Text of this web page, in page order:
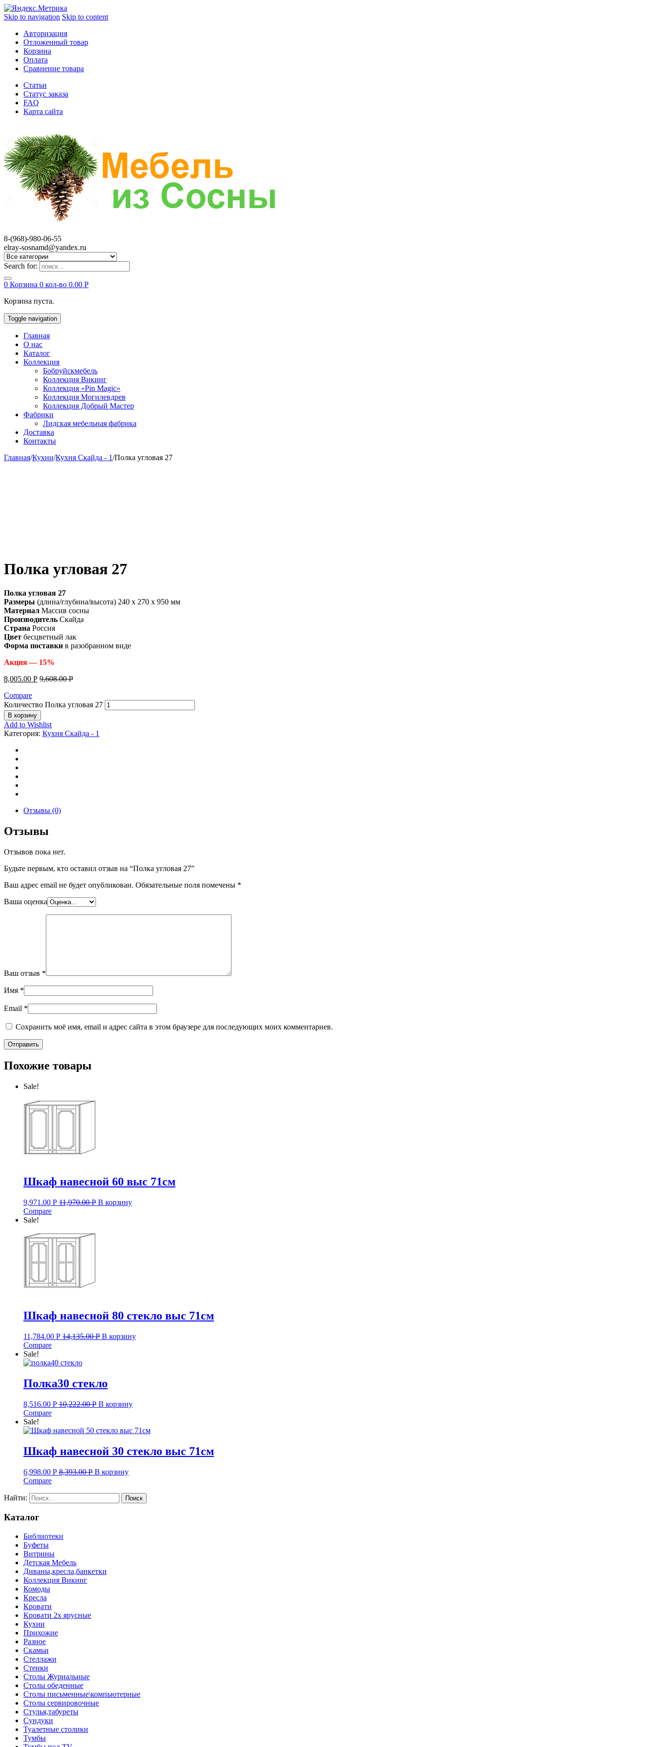
Skip to navigation Skip to content
Авторизация
Отложенный товар
Корзина
Оплата
Сравнение товара
Статьи
Статус заказа
FAQ
Карта сайта
8-(968)-980-06-55
elray-sosnamd@yandex.ru
Search for:
0 Корзина 0 кол-во 0.00 Р
Корзина пуста.
Toggle navigation
Главная
О нас
Каталог
Коллекция
Бобруйскмебель
Коллекция Викинг
Коллекция «Pin Magic»
Коллекция Могилевдрев
Коллекция Добрый Мастер
Фабрики
Лидская мебельная фабрика
Доставка
Контакты
Главная/Кухни/Кухня Скайда - 1/Полка угловая 27
Полка угловая 27
Полка угловая 27
Размеры (длина/глубина/высота) 240 x 270 x 950 мм
Материал Массив сосны
Производитель Скайда
Страна Россия
Цвет бесцветный лак
Форма поставки в разобранном виде
Акция — 15%
8,005.00 Р 9,608.00Р
Compare
Количество Полка угловая 27
В корзину
Add to Wishlist
Категория: Кухня Скайда - 1
Отзывы (0)
Отзывы
Отзывов пока нет.
Будьте первым, кто оставил отзыв на “Полка угловая 27”
Ваш адрес email не будет опубликован. Обязательные поля помечены *
Ваша оценка
Ваш отзыв *
Имя *
Email *
Сохранить моё имя, email и адрес сайта в этом браузере для последующих моих комментариев.
Похожие товары
Sale!
Шкаф навесной 60 выс 71см
9,971.00 Р 11,970.00Р В корзину
Compare
Sale!
Шкаф навесной 80 стекло выс 71см
11,784.00 Р 14,135.00Р В корзину
Compare
Sale!
Полка30 стекло
8,516.00 Р 10,222.00Р В корзину
Compare
Sale!
Шкаф навесной 30 стекло выс 71см
6,998.00 Р 8,393.00Р В корзину
Compare
Найти:
Каталог
Библиотеки
Буфеты
Витрины
Детская Мебель
Диваны,кресла,банкетки
Коллекция Викинг
Комоды
Кресла
Кровати
Кровати 2х ярусные
Кухни
Прихожие
Разное
Скамьи
Стеллажи
Стенки
Столы Журнальные
Столы обеденные
Столы письменные\компьютерные
Столы сервировочные
Стулья,табуреты
Сундуки
Туалетные столики
Тумбы